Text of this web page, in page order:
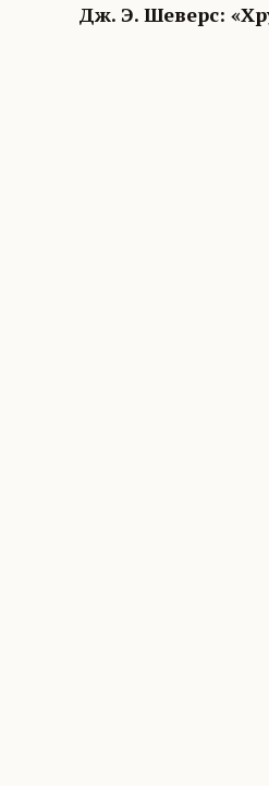
Дж. Э. Шеверс: